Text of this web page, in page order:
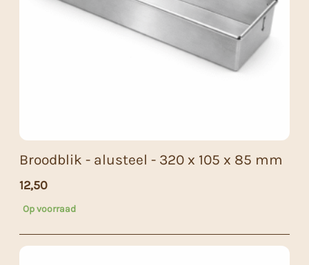
Broodblik - alusteel - 320 x 105 x 85 mm
12,50
Op voorraad